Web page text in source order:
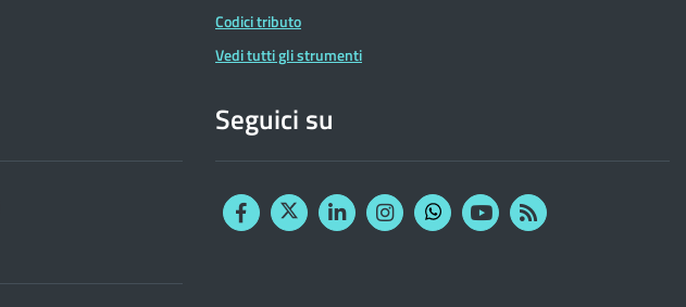
Codici tributo
Vedi tutti gli strumenti
Seguici su
FacebookTwitterLinkedinInstagram
YouTubeRSS